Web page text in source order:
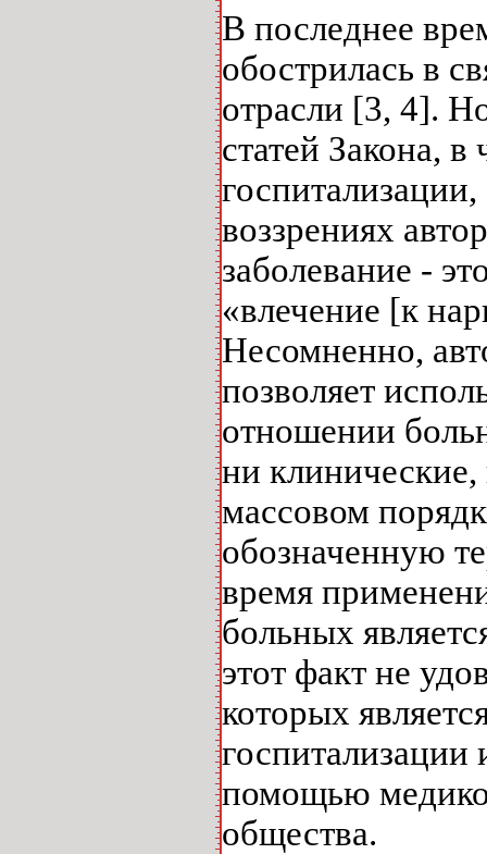
В последнее
обострилась в
отрасли [3, 4].
статей Закона,
воззрениях
заболевание -
«влечение [к
Несомненно,
позволяет
отношении
ни
массовом
обозначенную
время
больных
этот факт не
которых
помощью
общества.